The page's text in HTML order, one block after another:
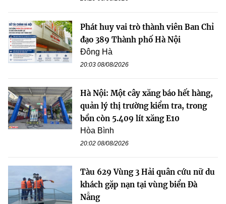
Phát huy vai trò thành viên Ban Chỉ
đạo 389 Thành phố Hà Nội
Đông Hà
20:03 08/08/2026
Hà Nội: Một cây xăng báo hết hàng,
quản lý thị trường kiểm tra, trong
bồn còn 5.409 lít xăng E10
Hòa Bình
20:02 08/08/2026
Tàu 629 Vùng 3 Hải quân cứu nữ du
khách gặp nạn tại vùng biển Đà
Nẵng